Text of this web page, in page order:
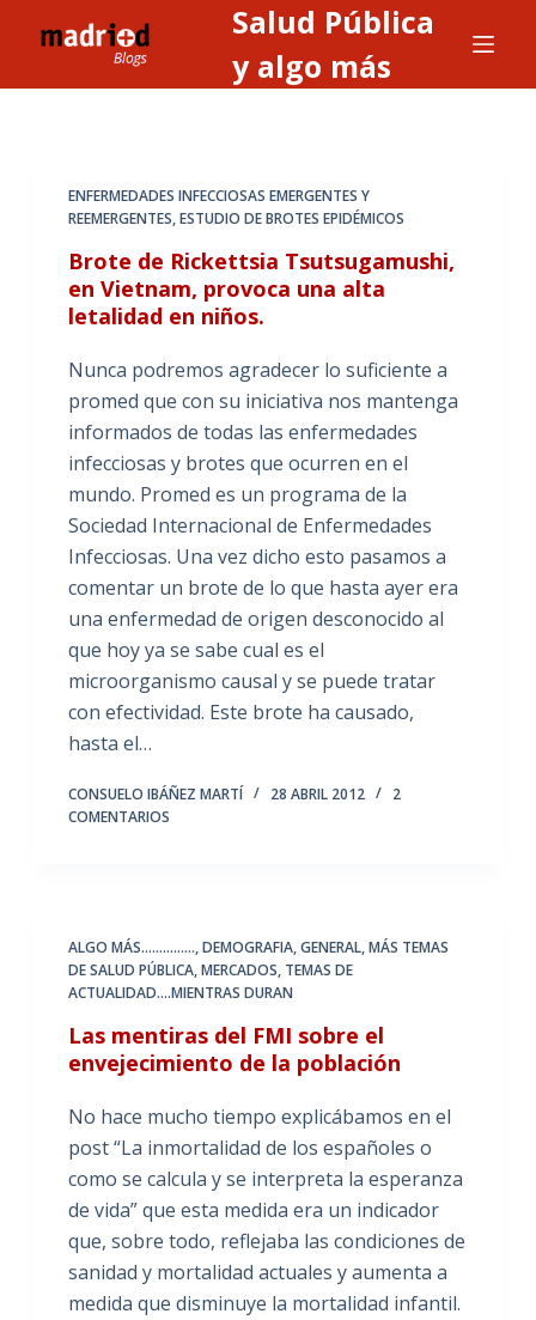
l
Salud Pública
y algo más
ENFERMEDADES INFECCIOSAS EMERGENTES Y
REEMERGENTES,ESTUDIO DE BROTES EPIDÉMICOS
Brote de Rickettsia Tsutsugamushi,
en Vietnam, provoca una alta
letalidad en niños.
Nunca podremos agradecer lo suficiente a
promed que con su iniciativa nos mantenga
informados de todas las enfermedades
infecciosas y brotes que ocurren en el
mundo. Promed es un programa de la
Sociedad Internacional de Enfermedades
Infecciosas. Una vez dicho esto pasamos a
comentar un brote de lo que hasta ayer era
una enfermedad de origen desconocido al
que hoy ya se sabe cual es el
microorganismo causal y se puede tratar
con efectividad. Este brote ha causado,
hasta el…
CONSUELO IBÁÑEZ MARTÍ 28 ABRIL 2012
2
COMENTARIOS
ALGO MÁS...............,DEMOGRAFIA,GENERAL,MÁS TEMAS
DE SALUD PÚBLICA,MERCADOS, TEMAS DE
ACTUALIDAD....MIENTRAS DURAN
Las mentiras del FMI sobre el
envejecimiento de la población
No hace mucho tiempo explicábamos en el
post “La inmortalidad de los españoles o
como se calcula y se interpreta la esperanza
de vida” que esta medida era un indicador
que, sobre todo, reflejaba las condiciones de
sanidad y mortalidad actuales y aumenta a
medida que disminuye la mortalidad infantil.